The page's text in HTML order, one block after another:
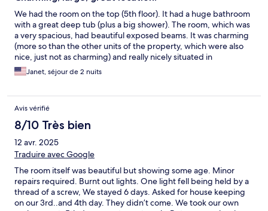
We had the room on the top (5th floor). It had a huge bathroom
with a great deep tub (plus a big shower). The room, which was
a very spacious, had beautiful exposed beams. It was charming
(more so than the other units of the property, which were also
nice, just not as charming) and really nicely situated in
Heidelberg, two blocks or so from the castle and Christmas
markets. If I am ever in Heidelberg again I would certainly stay
up to the room are quite steep. But other than that, it was a
great choice- I highly recommend!
Janet, séjour de 2 nuits
Avis vérifié
8/10 Très bien
12 avr. 2025
Traduire avec Google
The room itself was beautiful but showing some age. Minor
repairs required. Burnt out lights. One light fell being held by a
thread of a screw, We stayed 6 days. Asked for house keeping
on our 3rd..and 4th day. They didn’t come. We took our own